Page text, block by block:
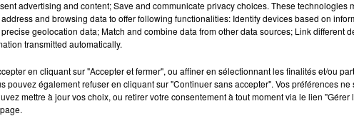
advertising and content; Save and communicate privacy choices. These technologies
and browsing data to offer following functionalities: Identify devices based on
geolocation data; Match and combine data from other data sources; Link different
transmitted automatically.
en cliquant sur "Accepter et fermer", ou affiner en sélectionnant les finalités et/ou
pouvez également refuser en cliquant sur "Continuer sans accepter". Vos préférences
mettre à jour vos choix, ou retirer votre consentement à tout moment via le lien "Gérer